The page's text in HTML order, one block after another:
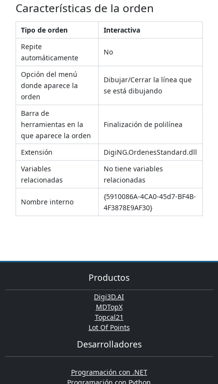
Características de la orden
Tipo de orden
Interactiva
Repite
automáticamente
No
Opción del menú
donde aparece la
orden
Dibujar/Cerrar la línea que
se está dibujando
Barra de
herramientas en la
que aparece la orden
Finalización de polilínea
Extensión
DigiNG.OrdenesStandard.dll
Variables
relacionadas
No tiene variables
relacionadas
Nombre interno
{5910086A-4CA0-45d7-BF4B-
4F3878E9AF30}
Productos
Digi3D.AI
MDTopX
Topcal21
Lot Of Points
Desarrolladores
Programación con .NET